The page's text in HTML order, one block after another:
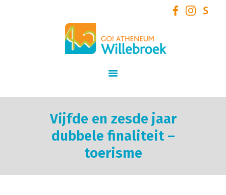
Vijfde en zesde jaar
dubbele finaliteit –
toerisme
GO! Atheneum Willebroek
SCHOOLTEAM
NIEUWS
SCHOOLREGLEMENT
AANMELDEN /